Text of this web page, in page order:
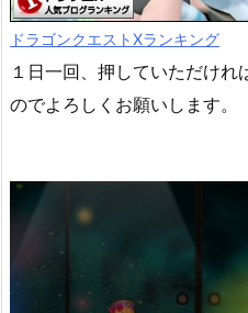
ドラゴンクエストXランキング
１日一回、押していただけれ
のでよろしくお願いします。